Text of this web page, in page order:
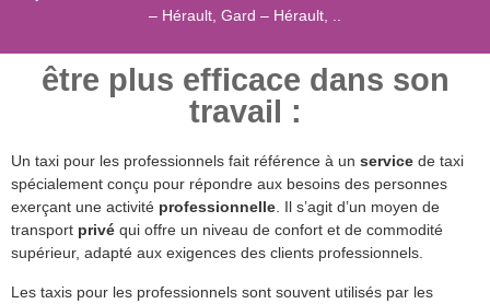
– Hérault, Gard – Hérault, ..
être plus efficace dans son
travail :
Un taxi pour les professionnels fait référence à un service de taxi
spécialement conçu pour répondre aux besoins des personnes
exerçant une activité professionnelle. Il s’agit d’un moyen de
transport privé qui offre un niveau de confort et de commodité
supérieur, adapté aux exigences des clients professionnels.
Les taxis pour les professionnels sont souvent utilisés par les